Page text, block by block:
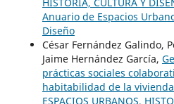
Anuario de Espacios
Diseño
César Fernández Galindo,
Jaime Hernández García,
prácticas sociales
habitabilidad de la
ESPACIOS URBANOS,